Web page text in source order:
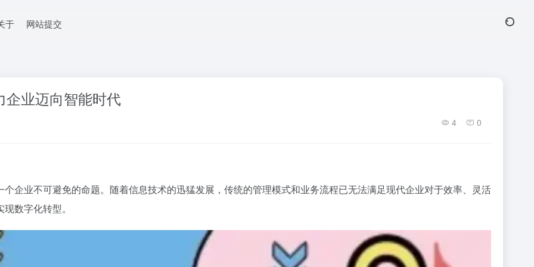
于 网站提交
业迈向智能时代
4 0
企业不可避免的命题。随着信息技术的迅猛发展，传统的管理模式和业务流程已无法满足现代企业对于效率、灵活
数字化转型。